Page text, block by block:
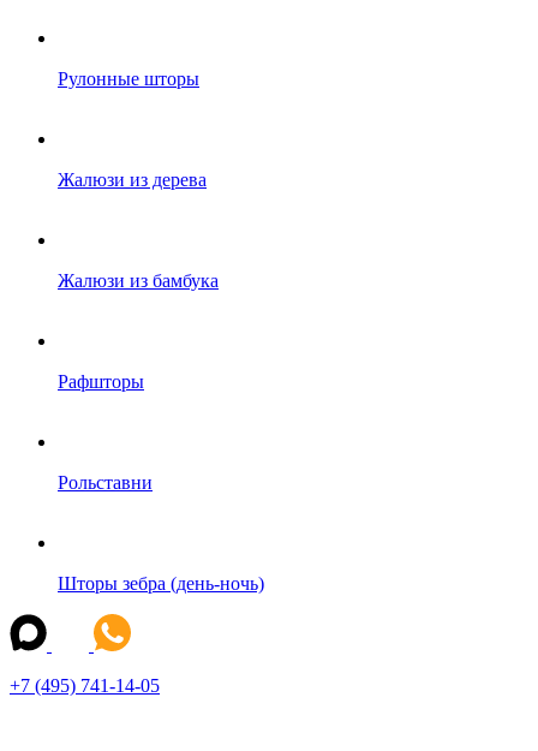
Рулонные шторы
Жалюзи из дерева
Жалюзи из бамбука
Рафшторы
Рольставни
Шторы зебра (день-ночь)
+7 (495) 741-14-05